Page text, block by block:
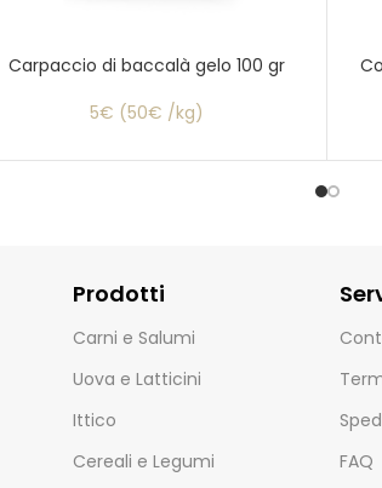
Carpaccio di baccalà gelo 100 gr
5€ (50€ /kg)
Prodotti
Carni e Salumi
Uova e Latticini
Ittico
Cereali e Legumi
FAQ